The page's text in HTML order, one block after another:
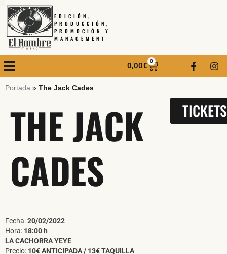
EDICIÓN,
PRODUCCIÓN,
PROMOCIÓN Y
MANAGEMENT
0,00€
0
Portada » The Jack Cades
THE JACK
CADES
TICKETS
Fecha:20/02/2022
Hora: 18:00 h
LA CACHORRA YEYE
Precio: 10€ ANTICIPADA / 13€ TAQUILLA